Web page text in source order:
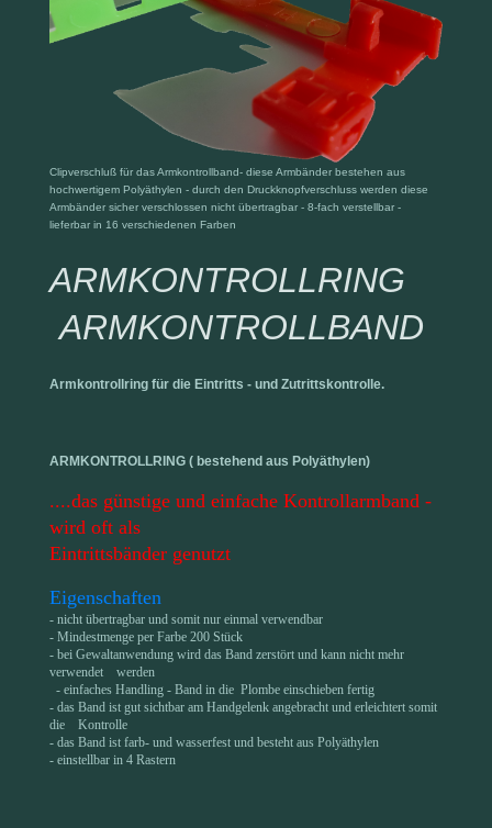
Clipverschluß für das Armkontrollband- diese Armbänder bestehen aus
hochwertigem Polyäthylen - durch den Druckknopfverschluss werden diese
Armbänder sicher verschlossen nicht übertragbar - 8-fach verstellbar -
lieferbar in 16 verschiedenen Farben
ARMKONTROLLRING
ARMKONTROLLBAND
Armkontrollring für die Eintritts - und Zutrittskontrolle.
ARMKONTROLLRING ( bestehend aus Polyäthylen)
....das günstige und einfache Kontrollarmband -
wird oft als
Eintrittsbänder genutzt
Eigenschaften
- nicht übertragbar und somit nur einmal verwendbar
- Mindestmenge per Farbe 200 Stück
- bei Gewaltanwendung wird das Band zerstört und kann nicht mehr
verwendet werden
- einfaches Handling - Band in die Plombe einschieben fertig
- das Band ist gut sichtbar am Handgelenk angebracht und erleichtert somit
die Kontrolle
- das Band ist farb- und wasserfest und besteht aus Polyäthylen
- einstellbar in 4 Rastern